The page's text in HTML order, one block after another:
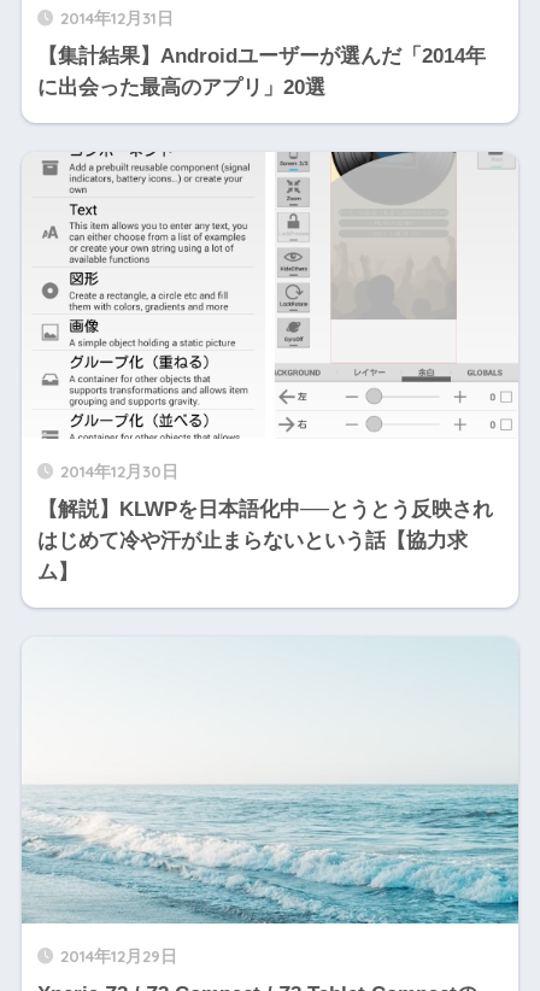
2014年12月31日
【集計結果】Androidユーザーが選んだ「2014年
に出会った最高のアプリ」20選
2014年12月30日
【解説】KLWPを日本語化中──とうとう反映され
はじめて冷や汗が止まらないという話【協力求
ム】
2014年12月29日